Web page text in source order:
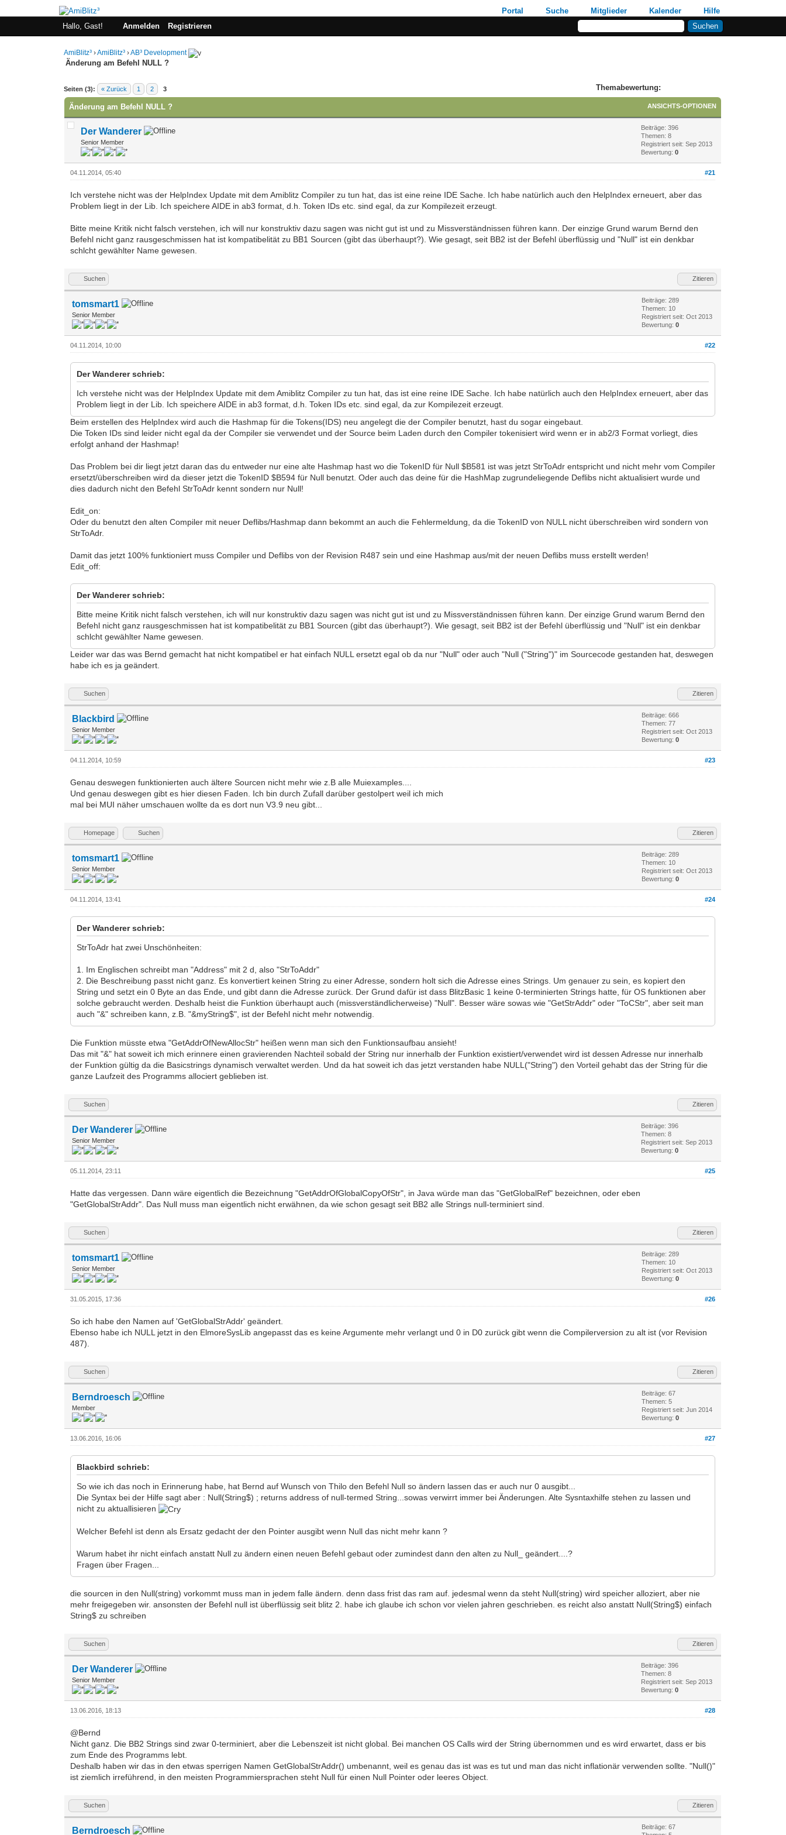
Portal Suche Mitglieder Kalender
Hilfe
Hallo, Gast!
Anmelden Registrieren
AmiBlitz³ ›AmiBlitz³ ›AB³ Development
Änderung am Befehl NULL ?
Seiten (3): « Zurück 1 2 3 Themabewertung:
0 Bewertung(en) - 0 im Durchschnitt
1
2
3
4
5
ANSICHTS-OPTIONEN
Änderung am Befehl NULL ?
Der Wanderer
Senior Member
Beiträge: 396
Themen: 8
Registriert seit: Sep 2013
Bewertung:0
#21
04.11.2014, 05:40
Ich verstehe nicht was der HelpIndex Update mit dem Amiblitz Compiler zu tun hat, das ist eine reine IDE Sache. Ich habe natürlich auch den HelpIndex erneuert, aber das
Problem liegt in der Lib. Ich speichere AIDE in ab3 format, d.h. Token IDs etc. sind egal, da zur Kompilezeit erzeugt.
Bitte meine Kritik nicht falsch verstehen, ich will nur konstruktiv dazu sagen was nicht gut ist und zu Missverständnissen führen kann. Der einzige Grund warum Bernd den
Befehl nicht ganz rausgeschmissen hat ist kompatibelität zu BB1 Sourcen (gibt das überhaupt?). Wie gesagt, seit BB2 ist der Befehl überflüssig und "Null" ist ein denkbar
schlcht gewählter Name gewesen.
Suchen Zitieren
tomsmart1
Senior Member
Beiträge: 289
Themen: 10
Registriert seit: Oct 2013
Bewertung:0
#22
04.11.2014, 10:00
Der Wanderer schrieb:
Ich verstehe nicht was der HelpIndex Update mit dem Amiblitz Compiler zu tun hat, das ist eine reine IDE Sache. Ich habe natürlich auch den HelpIndex erneuert, aber das
Problem liegt in der Lib. Ich speichere AIDE in ab3 format, d.h. Token IDs etc. sind egal, da zur Kompilezeit erzeugt.
Beim erstellen des HelpIndex wird auch die Hashmap für die Tokens(IDS) neu angelegt die der Compiler benutzt, hast du sogar eingebaut.
Die Token IDs sind leider nicht egal da der Compiler sie verwendet und der Source beim Laden durch den Compiler tokenisiert wird wenn er in ab2/3 Format vorliegt, dies
erfolgt anhand der Hashmap!
Das Problem bei dir liegt jetzt daran das du entweder nur eine alte Hashmap hast wo die TokenID für Null $B581 ist was jetzt StrToAdr entspricht und nicht mehr vom Compiler
ersetzt/überschreiben wird da dieser jetzt die TokenID $B594 für Null benutzt. Oder auch das deine für die HashMap zugrundeliegende Deflibs nicht aktualisiert wurde und
dies dadurch nicht den Befehl StrToAdr kennt sondern nur Null!
Edit_on:
Oder du benutzt den alten Compiler mit neuer Deflibs/Hashmap dann bekommt an auch die Fehlermeldung, da die TokenID von NULL nicht überschreiben wird sondern von
StrToAdr.
Damit das jetzt 100% funktioniert muss Compiler und Deflibs von der Revision R487 sein und eine Hashmap aus/mit der neuen Deflibs muss erstellt werden!
Edit_off:
Der Wanderer schrieb:
Bitte meine Kritik nicht falsch verstehen, ich will nur konstruktiv dazu sagen was nicht gut ist und zu Missverständnissen führen kann. Der einzige Grund warum Bernd den
Befehl nicht ganz rausgeschmissen hat ist kompatibelität zu BB1 Sourcen (gibt das überhaupt?). Wie gesagt, seit BB2 ist der Befehl überflüssig und "Null" ist ein denkbar
schlcht gewählter Name gewesen.
Leider war das was Bernd gemacht hat nicht kompatibel er hat einfach NULL ersetzt egal ob da nur "Null" oder auch "Null ("String")" im Sourcecode gestanden hat, deswegen
habe ich es ja geändert.
Suchen Zitieren
Blackbird
Senior Member
Beiträge: 666
Themen: 77
Registriert seit: Oct 2013
Bewertung:0
#23
04.11.2014, 10:59
Genau deswegen funktionierten auch ältere Sourcen nicht mehr wie z.B alle Muiexamples....
Und genau deswegen gibt es hier diesen Faden. Ich bin durch Zufall darüber gestolpert weil ich mich
mal bei MUI näher umschauen wollte da es dort nun V3.9 neu gibt...
Homepage Suchen Zitieren
tomsmart1
Senior Member
Beiträge: 289
Themen: 10
Registriert seit: Oct 2013
Bewertung:0
#24
04.11.2014, 13:41
Der Wanderer schrieb:
StrToAdr hat zwei Unschönheiten:
1. Im Englischen schreibt man "Address" mit 2 d, also "StrToAddr"
2. Die Beschreibung passt nicht ganz. Es konvertiert keinen String zu einer Adresse, sondern holt sich die Adresse eines Strings. Um genauer zu sein, es kopiert den
String und setzt ein 0 Byte an das Ende, und gibt dann die Adresse zurück. Der Grund dafür ist dass BlitzBasic 1 keine 0-terminierten Strings hatte, für OS funktionen aber
solche gebraucht werden. Deshalb heist die Funktion überhaupt auch (missverständlicherweise) "Null". Besser wäre sowas wie "GetStrAddr" oder "ToCStr", aber seit man
auch "&" schreiben kann, z.B. "&myString$", ist der Befehl nicht mehr notwendig.
Die Funktion müsste etwa "GetAddrOfNewAllocStr" heißen wenn man sich den Funktionsaufbau ansieht!
Das mit "&" hat soweit ich mich erinnere einen gravierenden Nachteil sobald der String nur innerhalb der Funktion existiert/verwendet wird ist dessen Adresse nur innerhalb
der Funktion gültig da die Basicstrings dynamisch verwaltet werden. Und da hat soweit ich das jetzt verstanden habe NULL("String") den Vorteil gehabt das der String für die
ganze Laufzeit des Programms allociert geblieben ist.
Suchen Zitieren
Der Wanderer
Senior Member
Beiträge: 396
Themen: 8
Registriert seit: Sep 2013
Bewertung:0
#25
05.11.2014, 23:11
Hatte das vergessen. Dann wäre eigentlich die Bezeichnung "GetAddrOfGlobalCopyOfStr", in Java würde man das "GetGlobalRef" bezeichnen, oder eben
"GetGlobalStrAddr". Das Null muss man eigentlich nicht erwähnen, da wie schon gesagt seit BB2 alle Strings null-terminiert sind.
Suchen Zitieren
tomsmart1
Senior Member
Beiträge: 289
Themen: 10
Registriert seit: Oct 2013
Bewertung:0
#26
31.05.2015, 17:36
So ich habe den Namen auf 'GetGlobalStrAddr' geändert.
Ebenso habe ich NULL jetzt in den ElmoreSysLib angepasst das es keine Argumente mehr verlangt und 0 in D0 zurück gibt wenn die Compilerversion zu alt ist (vor Revision
487).
Suchen Zitieren
Berndroesch
Member
Beiträge: 67
Themen: 5
Registriert seit: Jun 2014
Bewertung:0
#27
13.06.2016, 16:06
Blackbird schrieb:
So wie ich das noch in Erinnerung habe, hat Bernd auf Wunsch von Thilo den Befehl Null so ändern lassen das er auch nur 0 ausgibt...
Die Syntax bei der Hilfe sagt aber : Null(String$) ; returns address of null-termed String...sowas verwirrt immer bei Änderungen. Alte Sysntaxhilfe stehen zu lassen und
nicht zu aktuallisieren
Welcher Befehl ist denn als Ersatz gedacht der den Pointer ausgibt wenn Null das nicht mehr kann ?
Warum habet ihr nicht einfach anstatt Null zu ändern einen neuen Befehl gebaut oder zumindest dann den alten zu Null_ geändert....?
Fragen über Fragen...
die sourcen in den Null(string) vorkommt muss man in jedem falle ändern. denn dass frist das ram auf. jedesmal wenn da steht Null(string) wird speicher alloziert, aber nie
mehr freigegeben wir. ansonsten der Befehl null ist überflüssig seit blitz 2. habe ich glaube ich schon vor vielen jahren geschrieben. es reicht also anstatt Null(String$) einfach
String$ zu schreiben
Suchen Zitieren
Der Wanderer
Senior Member
Beiträge: 396
Themen: 8
Registriert seit: Sep 2013
Bewertung:0
#28
13.06.2016, 18:13
@Bernd
Nicht ganz. Die BB2 Strings sind zwar 0-terminiert, aber die Lebenszeit ist nicht global. Bei manchen OS Calls wird der String übernommen und es wird erwartet, dass er bis
zum Ende des Programms lebt.
Deshalb haben wir das in den etwas sperrigen Namen GetGlobalStrAddr() umbenannt, weil es genau das ist was es tut und man das nicht inflationär verwenden sollte. "Null()"
ist ziemlich irreführend, in den meisten Programmiersprachen steht Null für einen Null Pointer oder leeres Object.
Suchen Zitieren
Berndroesch
Beiträge: 67